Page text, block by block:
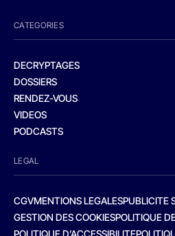
CATEGORIES
DECRYPTAGES
DOSSIERS
RENDEZ-VOUS
VIDEOS
PODCASTS
LEGAL
CGVMENTIONS LEGALESPUBLICITE
GESTION DES COOKIESPOLITIQUE